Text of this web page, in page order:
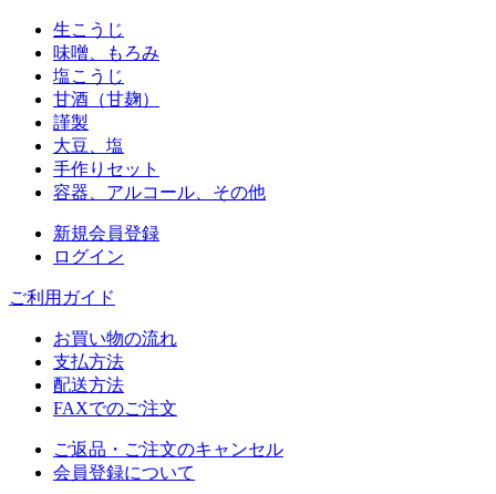
生こうじ
味噌、もろみ
塩こうじ
甘酒（甘麹）
謹製
大豆、塩
手作りセット
容器、アルコール、その他
新規会員登録
ログイン
ご利用ガイド
お買い物の流れ
支払方法
配送方法
FAXでのご注文
ご返品・ご注文のキャンセル
会員登録について